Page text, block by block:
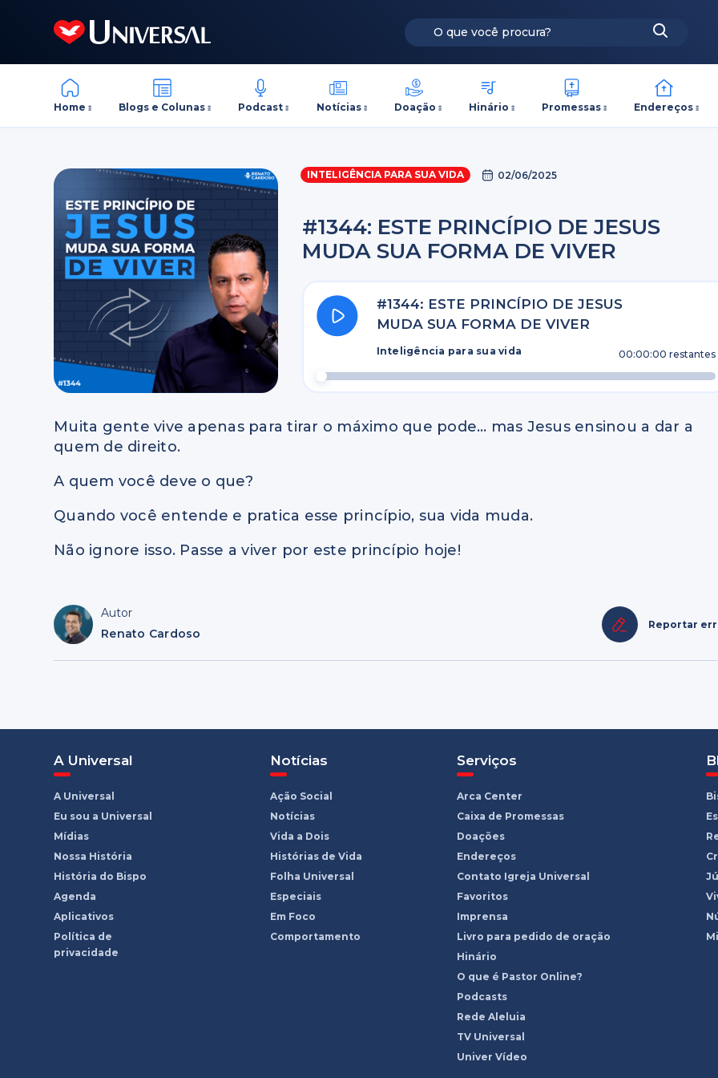
Home Blogs e Colunas Podcast Notícias Doação Hinário Promessas Endereços
INTELIGÊNCIA PARA SUA VIDA 02/06/2025
#1344: ESTE PRINCÍPIO DE JESUS
MUDA SUA FORMA DE VIVER
#1344: ESTE PRINCÍPIO DE JESUS
MUDA SUA FORMA DE VIVER
Inteligência para sua vida 00:00:00 restantes
Muita gente vive apenas para tirar o máximo que pode… mas Jesus ensinou a dar a
quem de direito.
A quem você deve o que?
Quando você entende e pratica esse princípio, sua vida muda.
Não ignore isso. Passe a viver por este princípio hoje!
Autor
Renato Cardoso
Reportar
A Universal
A Universal
Eu sou a Universal
Mídias
Nossa História
História do Bispo
Agenda
Aplicativos
Política de
privacidade
Notícias
Ação Social
Notícias
Vida a Dois
Histórias de Vida
Folha Universal
Especiais
Em Foco
Comportamento
Serviços
Arca Center
Caixa de Promessas
Doações
Endereços
Contato Igreja Universal
Favoritos
Imprensa
Livro para pedido de oração
Hinário
O que é Pastor Online?
Podcasts
Rede Aleluia
TV Universal
Univer Vídeo